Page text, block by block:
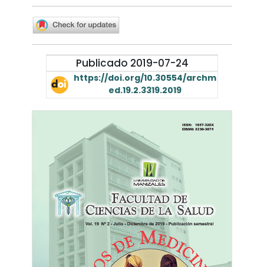
Publicado 2019-07-24
https://doi.org/10.30554/archm
ed.19.2.3319.2019